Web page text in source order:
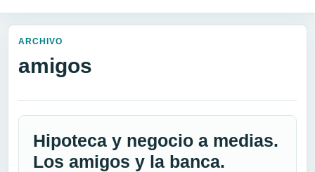
ARCHIVO
amigos
Hipoteca y negocio a medias.
Los amigos y la banca.